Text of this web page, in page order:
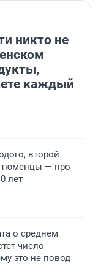
никто не
каждый
второй
тюменцы — про
лет
о среднем
число
это не повод